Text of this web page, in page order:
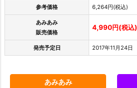
参考価格 6,264円(税込)
あみあみ
販売価格
4,990円(税込)
発売予定日 2017年11月24日
あみあみ